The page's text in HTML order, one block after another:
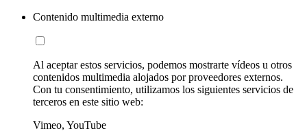
Contenido multimedia externo
Al aceptar estos servicios, podemos mostrarte vídeos u otros
contenidos multimedia alojados por proveedores externos.
Con tu consentimiento, utilizamos los siguientes servicios de
terceros en este sitio web:
Vimeo, YouTube